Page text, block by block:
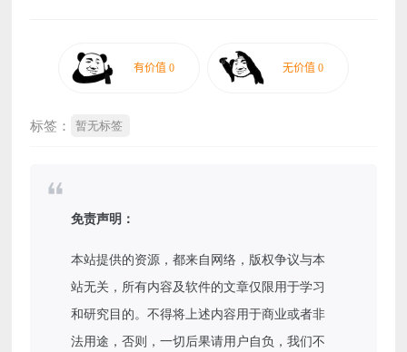
标签： 暂无标签
免责声明：
本站提供的资源，都来自网络，版权争议与本
站无关，所有内容及软件的文章仅限用于学习
和研究目的。不得将上述内容用于商业或者非
法用途，否则，一切后果请用户自负，我们不